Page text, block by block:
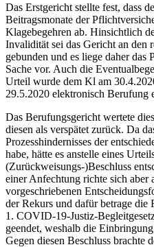
Das Erstgericht stellte fest, dass
Beitragsmonate der
Klagebegehren ab. Hinsichtlich
Invalidität sei das Gericht an den
gebunden und es liege daher das
Sache vor. Auch die
Urteil wurde dem Kl am
29.5.2020 elektronisch Berufung
Das Berufungsgericht wertete
diesen als verspätet zurück. Da
Prozesshindernisses der
habe, hätte es anstelle eines
(Zurückweisungs-)Beschluss
einer Anfechtung richte sich aber
vorgeschriebenen
der Rekurs und dafür betrage die
1. COVID-19-Justiz-
geendet, weshalb die
Gegen diesen Beschluss brachte